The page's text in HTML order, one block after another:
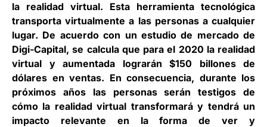
la realidad virtual. Esta herramienta tecnológica
transporta virtualmente a las personas a cualquier
lugar. De acuerdo con un estudio de mercado de
Digi-Capital, se calcula que para el 2020 la realidad
virtual y aumentada lograrán $150 billones de
dólares en ventas. En consecuencia, durante los
próximos años las personas serán testigos de
cómo la realidad virtual transformará y tendrá un
impacto relevante en la forma de ver y